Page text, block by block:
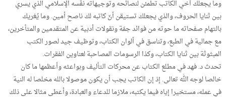
وما يجعلك أخي الكاتب تطمئن لنصائحه وتوجيهاته نفَسه الإسلامي الذي يسري
بين ثنايا الحروف، والذي يجعلك تستيقن أنّ كاتبه لك ناصح أمين. وما يُغريك
بالتهام صفحاته ما حوته من فوائد جمّة ونقولات أدبية عن المتقدمين والمتأخرين،
مع جمالية في الطبع، وتناسق في ألوان الكتاب، وتوظيف جيد لصور الكتب
المبثوثة بين ثنايا الكتاب، وكذا الرسومات المصاحبة لعناوين الفقرات.
تحدث د. فهد في مطلع الكتاب عن محركات التأليف وبواعثه وأعظمها ما كان
خالصا لوجه الله تعالى. إذ إن الكاتب يجب أن يكون موصولا بالله مخلصا له النية
في عمله، مستخيرا إياه فيما يكتبه، ملازما للدعاء والعبادة، وأعطى مثالا على ذلك